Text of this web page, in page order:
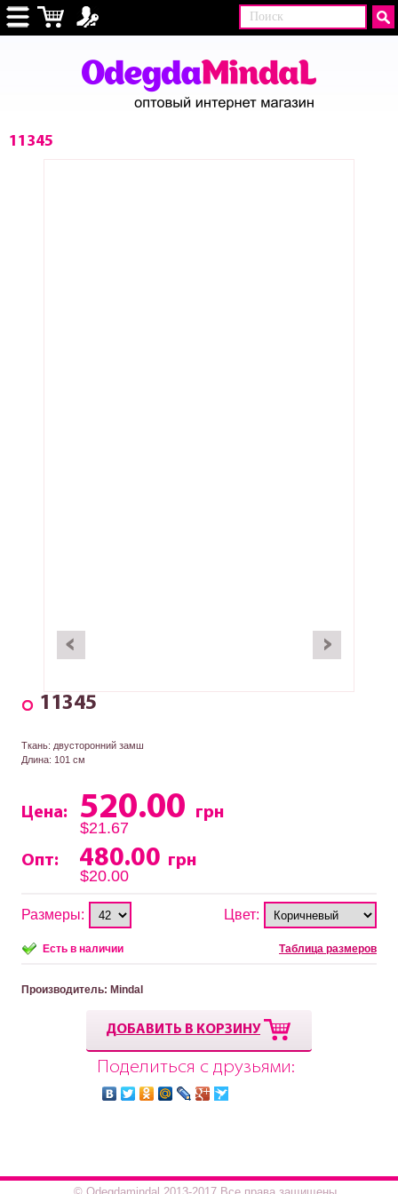
11345
11345
Ткань: двусторонний замш
Длина: 101 см
Цена: 520.00
грн
$21.67
Опт:
480.00 грн
$20.00
Размеры: Цвет:
Есть в наличии Таблица размеров
Производитель: Mindal
ДОБАВИТЬ В КОРЗИНУ
Поделиться с друзьями: